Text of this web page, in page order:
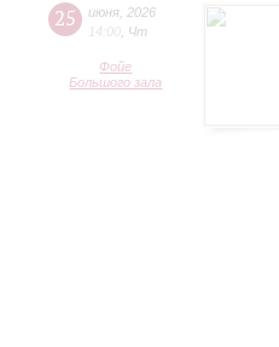
25 июня 2026
14:00 Чт
Фойе
Большого зала